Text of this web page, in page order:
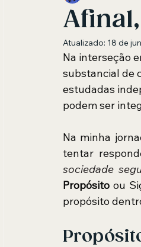
Atualizado: 18 de
Na interseção
substancial de
estudadas
podem ser
Na minha
tentar
sociedade
Propósito ou
propósito